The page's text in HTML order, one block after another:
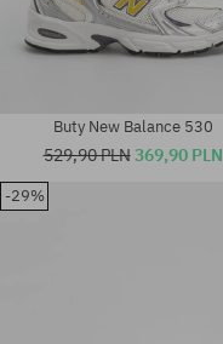
Buty New Balance 530
529,90 PLN369,90 PLN
-29%